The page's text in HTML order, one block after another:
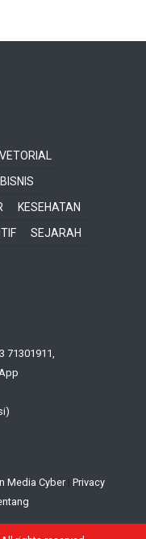
BISNIS
KESEHATAN
SEJARAH
71301911,
Media Cyber
Privacy